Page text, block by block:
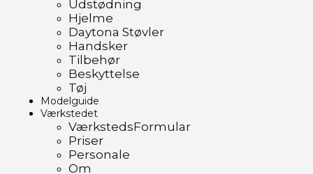
Udstødning
Hjelme
Daytona Støvler
Handsker
Tilbehør
Beskyttelse
Tøj
Modelguide
Værkstedet
VærkstedsFormular
Priser
Personale
Om